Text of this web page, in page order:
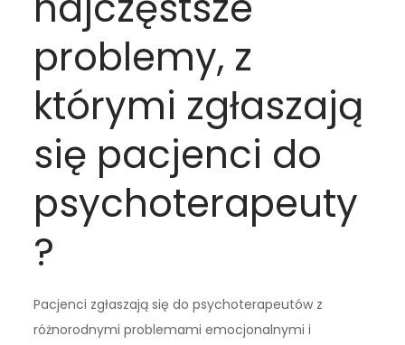
problemy, z
którymi zgłaszają
się pacjenci do
psychoterapeuty
?
Pacjenci zgłaszają się do psychoterapeutów z
różnorodnymi problemami emocjonalnymi i